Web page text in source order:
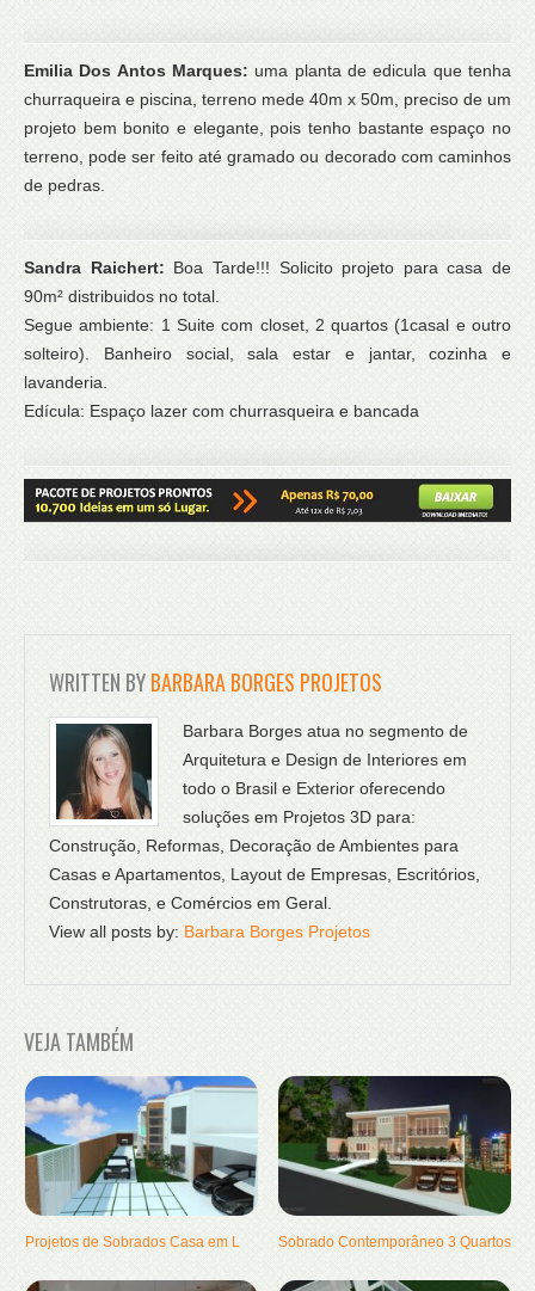
Emilia Dos Antos Marques:uma planta de edicula que tenha
churraqueira e piscina, terreno mede 40m x 50m, preciso de um
projeto bem bonito e elegante, pois tenho bastante espaço no
terreno, pode ser feito até gramado ou decorado com caminhos
de pedras.
Sandra Raichert:Boa Tarde!!! Solicito projeto para casa de
90m² distribuidos no total.
Segue ambiente: 1 Suite com closet, 2 quartos (1casal e outro
solteiro). Banheiro social, sala estar e jantar, cozinha e
lavanderia.
Edícula: Espaço lazer com churrasqueira e bancada
WRITTEN BYBARBARA BORGES PROJETOS
Barbara Borges atua no segmento de
Arquitetura e Design de Interiores em
todo o Brasil e Exterior oferecendo
soluções em Projetos 3D para:
Construção, Reformas, Decoração de Ambientes para
Casas e Apartamentos, Layout de Empresas, Escritórios,
Construtoras, e Comércios em Geral.
View all posts by: Barbara Borges Projetos
VEJA TAMBÉM
Projetos de Sobrados Casa em L Sobrado Contemporâneo 3 Quartos